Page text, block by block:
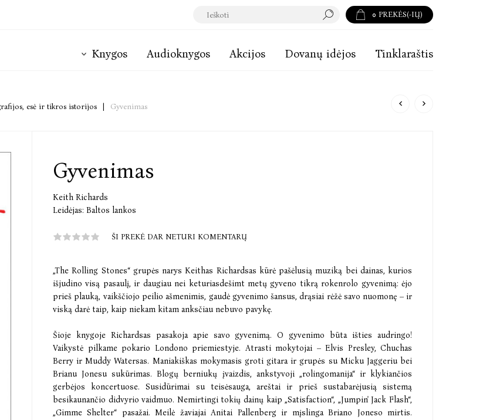
0 PREKĖS(-IŲ)
Knygos Audioknygos Akcijos Dovanų idėjos Tinklaraštis
esė ir tikros istorijos Gyvenimas
Gyvenimas
Keith Richards
Leidėjas: Baltos lankos
ŠI PREKĖ DAR NETURI KOMENTARŲ
„The Rolling Stones“ grupės narys Keithas Richardsas kūrė pašėlusią muziką bei dainas, kurios
išjudino visą pasaulį, ir daugiau nei keturiasdešimt metų gyveno tikrą rokenrolo gyvenimą: ėjo
prieš plauką, vaikščiojo peilio ašmenimis, gaudė gyvenimo šansus, drąsiai rėžė savo nuomonę – ir
viską darė taip, kaip niekam kitam anksčiau nebuvo pavykę.
Šioje knygoje Richardsas pasakoja apie savo gyvenimą. O gyvenimo būta išties audringo!
Vaikystė pilkame pokario Londono priemiestyje. Atrasti mokytojai – Elvis Presley, Chuchas
Berry ir Muddy Watersas. Maniakiškas mokymasis groti gitara ir grupės su Micku Jaggeriu bei
Brianu Jonesu sukūrimas. Blogų berniukų įvaizdis, ankstyvoji „rolingomanija“ ir klykiančios
gerbėjos koncertuose. Susidūrimai su teisėsauga, areštai ir prieš sustabarėjusią sistemą
besikaunančio didvyrio vaidmuo. Nemirtingi tokių dainų kaip „Satisfaction“, „Jumpin' Jack Flash“,
„Gimme Shelter“ pasažai. Meilė žaviajai Anitai Pallenberg ir mįslinga Briano Joneso mirtis.